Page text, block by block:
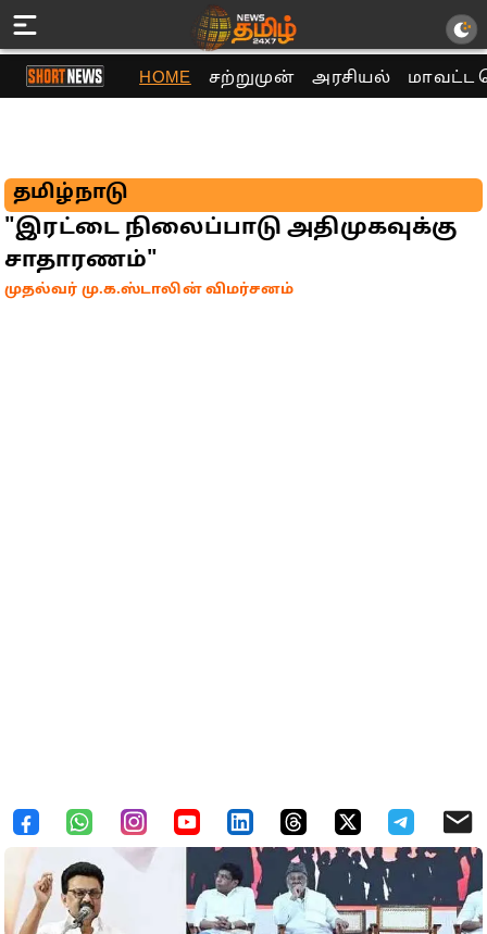
HOME சற்றுமுன் அரசியல் மாவட்ட
தமிழ்நாடு
"இரட்டை நிலைப்பாடு அதிமுகவுக்கு
சாதாரணம்"
முதல்வர் மு.க.ஸ்டாலின் விமர்சனம்